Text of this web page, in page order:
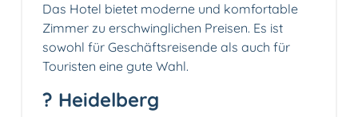
Das Hotel bietet moderne und komfortable
Zimmer zu erschwinglichen Preisen. Es ist
sowohl für Geschäftsreisende als auch für
Touristen eine gute Wahl.
? Heidelberg